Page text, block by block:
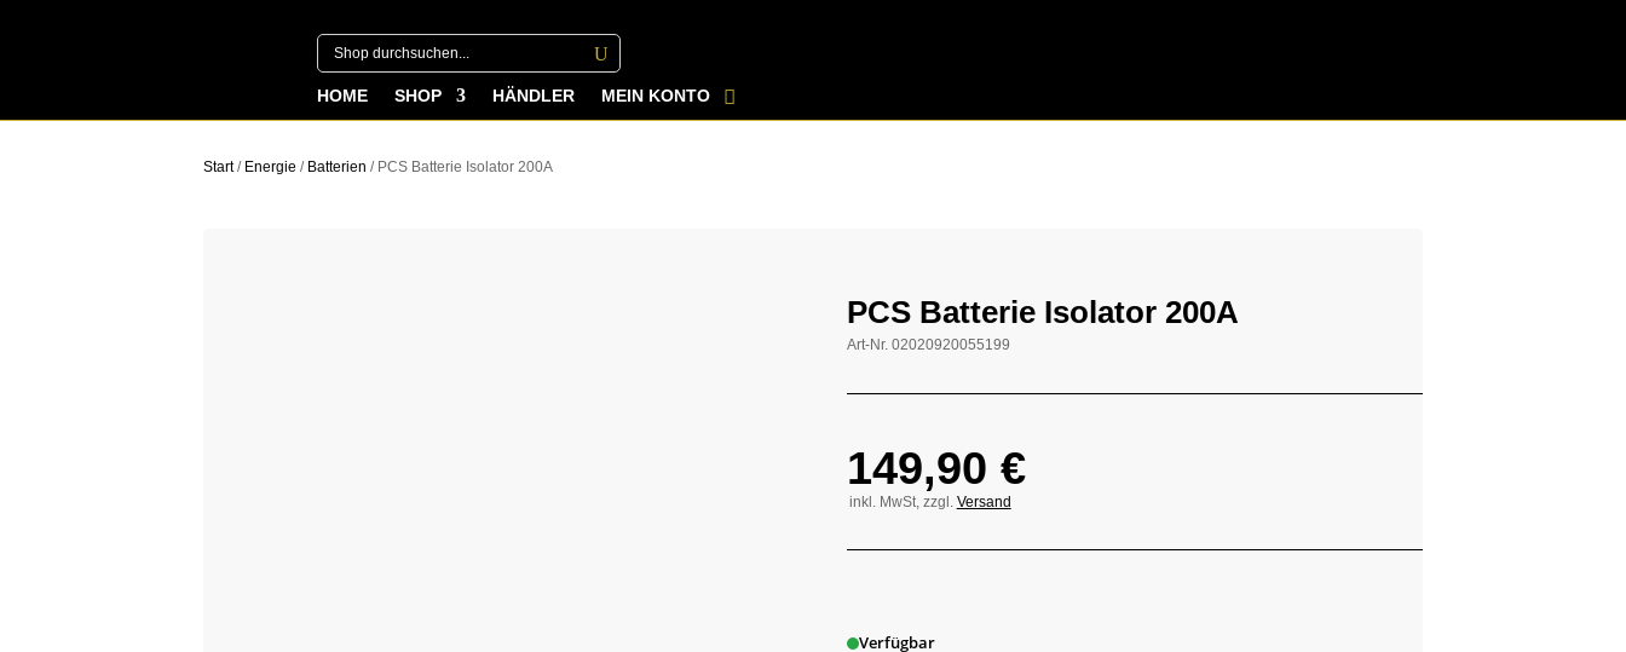
HOME SHOP HÄNDLER MEIN KONTO
Start/ Energie / Batterien / PCS Batterie Isolator 200A
PCS Batterie Isolator 200A
Art-Nr. 02020920055199
149,90 €
inkl. MwSt, zzgl. Versand
Verfügbar